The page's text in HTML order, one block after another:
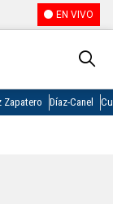
EN VIVO
Zapatero Díaz-Canel